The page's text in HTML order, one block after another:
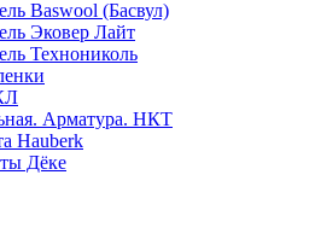
Baswool (Басвул)
Эковер Лайт
Технониколь
Арматура. НКТ
Hauberk
Дёке